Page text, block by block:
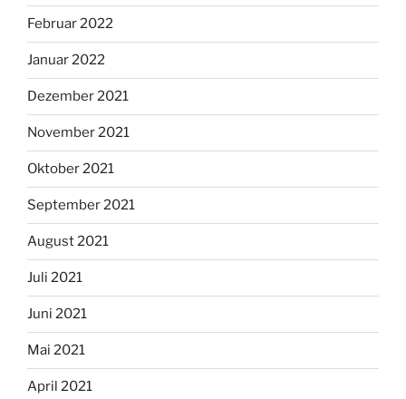
Februar 2022
Januar 2022
Dezember 2021
November 2021
Oktober 2021
September 2021
August 2021
Juli 2021
Juni 2021
Mai 2021
April 2021